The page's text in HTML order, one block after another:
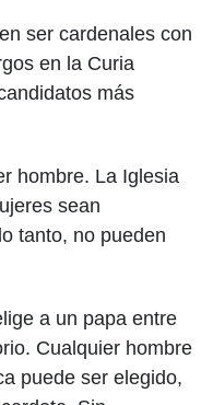
ser cardenales con
en la Curia
más
hombre. La Iglesia
sean
tanto, no pueden
a un papa entre
Cualquier hombre
puede ser elegido,